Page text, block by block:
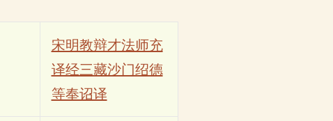
宋明教辩才法师充
译经三藏沙门绍德
等奉诏译